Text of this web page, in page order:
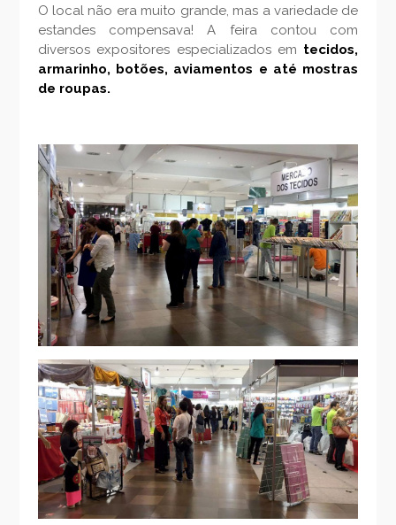
O local não era muito grande, mas a variedade de
estandes compensava! A feira contou com
diversos expositores especializados em tecidos,
armarinho, botões, aviamentos e até mostras
de roupas.